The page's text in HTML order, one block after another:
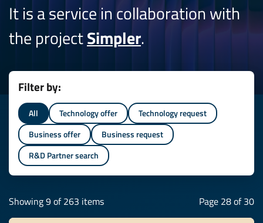
It is a service in collaboration with
the projectSimpler.
Filter by:
All Technology offer
Technology request
Business offer
Business request
R&D Partner search
Showing 9 of 263 items Page 28 of 30